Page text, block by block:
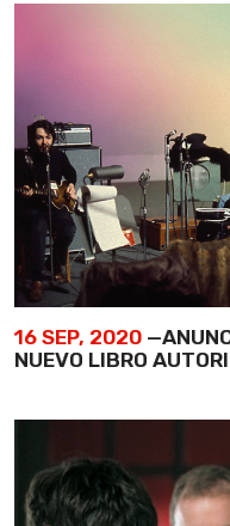
16 SEP, 2020
NUEVO LIBRO